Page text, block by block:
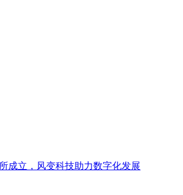
成立，风变科技助力数字化发展